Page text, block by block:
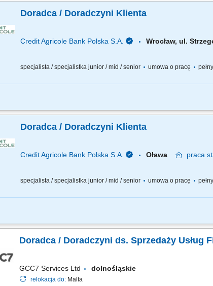
Doradca / Doradczyni Klienta
Credit Agricole Bank Polska S.A. Wrocław, ul.
specjalista / specjalistka junior / mid / senior umowa o pracę
Jakie będą Twoje zadania: Pozyskiwanie nowych klientów oraz
Doradca / Doradczyni Klienta
Credit Agricole Bank Polska S.A. Oława praca
specjalista / specjalistka junior / mid / senior umowa o pracę
Jakie będą Twoje zadania: Pozyskiwanie nowych klientów oraz
Doradca / Doradczyni ds. Sprzedaży Usług
GCC7 Services Ltd dolnośląskie
relokacja do: Malta